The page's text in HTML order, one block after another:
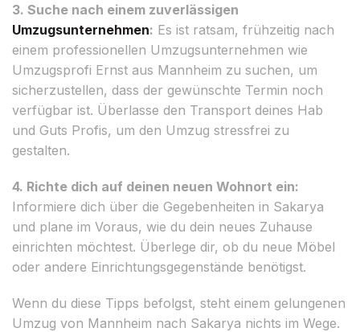
3. Suche nach einem zuverlässigen
Umzugsunternehmen: Es ist ratsam, frühzeitig nach
einem professionellen Umzugsunternehmen wie
Umzugsprofi Ernst aus Mannheim zu suchen, um
sicherzustellen, dass der gewünschte Termin noch
verfügbar ist. Überlasse den Transport deines Hab
und Guts Profis, um den Umzug stressfrei zu
gestalten.
4. Richte dich auf deinen neuen Wohnort ein:
Informiere dich über die Gegebenheiten in Sakarya
und plane im Voraus, wie du dein neues Zuhause
einrichten möchtest. Überlege dir, ob du neue Möbel
oder andere Einrichtungsgegenstände benötigst.
Wenn du diese Tipps befolgst, steht einem gelungenen
Umzug von Mannheim nach Sakarya nichts im Wege.